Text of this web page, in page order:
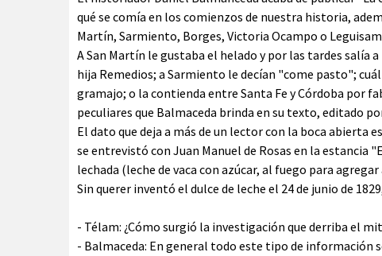
qué se comía en los comienzos de nuestra historia,
Martín, Sarmiento, Borges, Victoria Ocampo o
A San Martín le gustaba el helado y por las tardes salía
hija Remedios; a Sarmiento le decían "come pasto";
gramajo; o la contienda entre Santa Fe y Córdoba por
peculiares que Balmaceda brinda en su texto, editado
El dato que deja a más de un lector con la boca abierta
se entrevistó con Juan Manuel de Rosas en la estancia
lechada (leche de vaca con azúcar, al fuego para
Sin querer inventó el dulce de leche el 24 de junio de
- Télam: ¿Cómo surgió la investigación que derriba el
- Balmaceda: En general todo este tipo de información